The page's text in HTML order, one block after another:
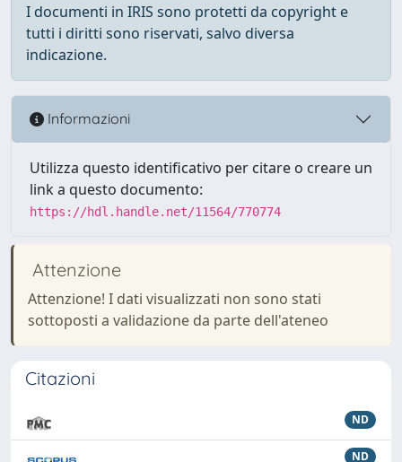
I documenti in IRIS sono protetti da copyright e
tutti i diritti sono riservati, salvo diversa
indicazione.
Informazioni
Utilizza questo identificativo per citare o creare un
link a questo documento:
https://hdl.handle.net/11564/770774
Attenzione
Attenzione! I dati visualizzati non sono stati
sottoposti a validazione da parte dell'ateneo
Citazioni
ND
ND